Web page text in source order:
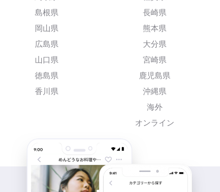
島根県
岡山県
広島県
山口県
徳島県
香川県
長崎県
熊本県
大分県
宮崎県
鹿児島県
沖縄県
海外
オンライン